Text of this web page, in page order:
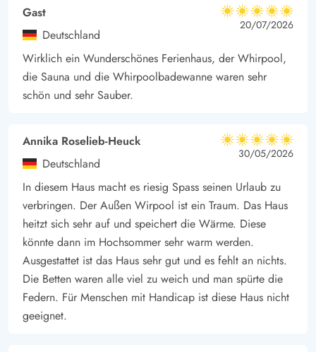
Gast
Deutschland
5 von 5
5 von 5
5 out of 5
20/07/2026
Wirklich ein Wunderschönes Ferienhaus, der Whirpool,
die Sauna und die Whirpoolbadewanne waren sehr
schön und sehr Sauber.
Annika Roselieb-Heuck
Deutschland
5 von 5
5 von 5
5 out of 5
30/05/2026
In diesem Haus macht es riesig Spass seinen Urlaub zu
verbringen. Der Außen Wirpool ist ein Traum. Das Haus
heitzt sich sehr auf und speichert die Wärme. Diese
könnte dann im Hochsommer sehr warm werden.
Ausgestattet ist das Haus sehr gut und es fehlt an nichts.
Die Betten waren alle viel zu weich und man spürte die
Federn. Für Menschen mit Handicap ist diese Haus nicht
geeignet.